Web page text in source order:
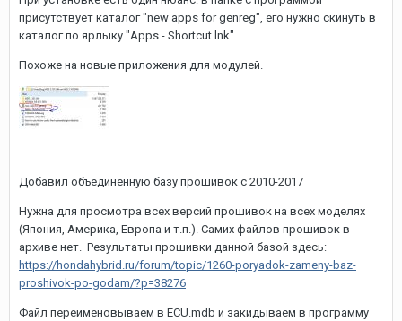
присутствует каталог "new apps for genreg", его нужно скинуть в
каталог по ярлыку "Apps - Shortcut.lnk".
Похоже на новые приложения для модулей.
Добавил объединенную базу прошивок с 2010-2017
Нужна для просмотра всех версий прошивок на всех моделях
(Япония, Америка, Европа и т.п.). Самих файлов прошивок в
архиве нет. Результаты прошивки данной базой здесь:
https://hondahybrid.ru/forum/topic/1260-poryadok-zameny-baz-
proshivok-po-godam/?p=38276
Файл переименовываем в ECU.mdb и закидываем в программу